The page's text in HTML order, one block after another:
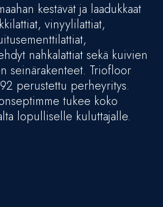
kestävät ja laadukkaat
vinyylilattiat,
nahkalattiat sekä kuivien
seinärakenteet. Triofloor
perustettu perheyritys.
tukee koko
lopulliselle kuluttajalle.